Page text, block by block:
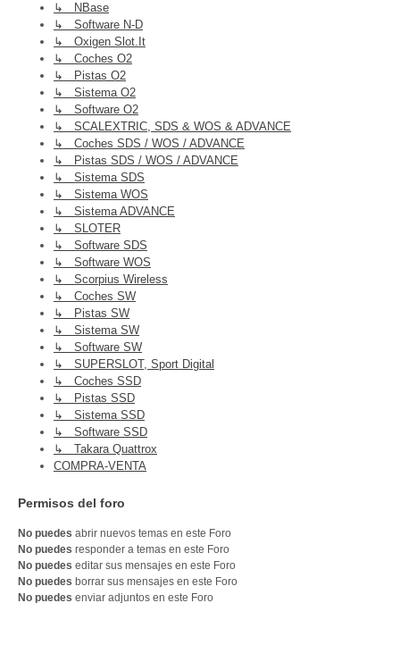
↳ NBase
↳ Software N-D
↳ Oxigen Slot.it
↳ Coches O2
↳ Pistas O2
↳ Sistema O2
↳ Software O2
↳ SCALEXTRIC, SDS & WOS & ADVANCE
↳ Coches SDS / WOS / ADVANCE
↳ Pistas SDS / WOS / ADVANCE
↳ Sistema SDS
↳ Sistema WOS
↳ Sistema ADVANCE
↳ SLOTER
↳ Software SDS
↳ Software WOS
↳ Scorpius Wireless
↳ Coches SW
↳ Pistas SW
↳ Sistema SW
↳ Software SW
↳ SUPERSLOT, Sport Digital
↳ Coches SSD
↳ Pistas SSD
↳ Sistema SSD
↳ Software SSD
↳ Takara Quattrox
COMPRA-VENTA
Permisos del foro
No puedes abrir nuevos temas en este Foro
No puedes responder a temas en este Foro
No puedes editar sus mensajes en este Foro
No puedes borrar sus mensajes en este Foro
No puedes enviar adjuntos en este Foro